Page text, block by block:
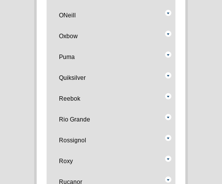
ONeill
Oxbow
Puma
Quiksilver
Reebok
Rio Grande
Rossignol
Roxy
Rucanor